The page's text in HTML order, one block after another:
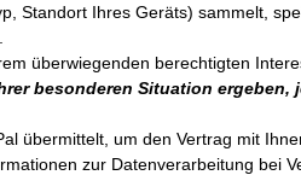
Standort Ihres Geräts) sammelt,
überwiegenden berechtigten
besonderen Situation ergeben,
übermittelt, um den Vertrag mit
zur Datenverarbeitung bei